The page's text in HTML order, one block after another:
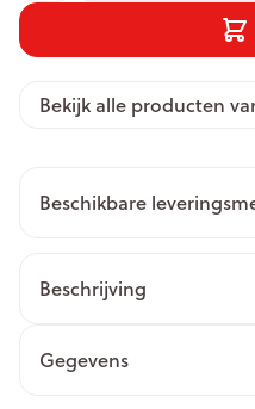
Bekijk alle producten
Beschikbare
Beschrijving
Gegevens